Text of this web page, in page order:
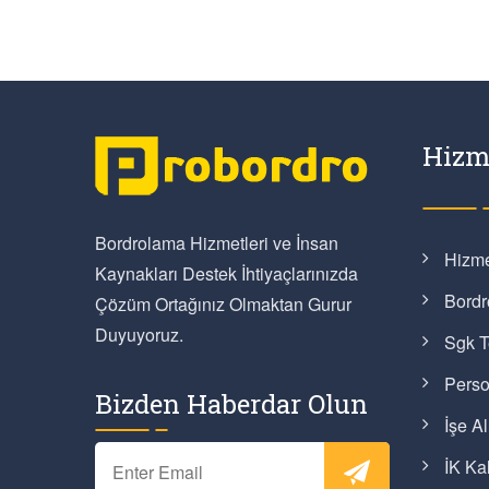
Bordrolama Hizmetleri ve İnsan
Kaynakları Destek İhtiyaçlarınızda
Çözüm Ortağınız Olmaktan Gurur
Duyuyoruz.
Bizden Haberdar Olun
Sgk
İşe
İK